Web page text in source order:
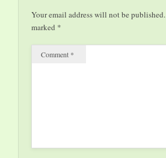
Your email address will not be published.
marked *
Comment *